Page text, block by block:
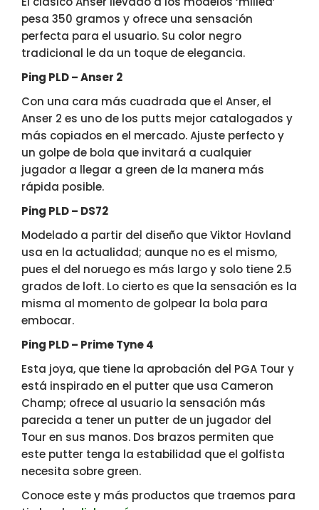
pesa 350 gramos y ofrece una sensación
perfecta para el usuario. Su color negro
tradicional le da un toque de elegancia.
Ping PLD – Anser 2
Con una cara más cuadrada que el Anser, el
Anser 2 es uno de los putts mejor catalogados y
más copiados en el mercado. Ajuste perfecto y
un golpe de bola que invitará a cualquier
jugador a llegar a green de la manera más
rápida posible.
Ping PLD – DS72
Modelado a partir del diseño que Viktor Hovland
usa en la actualidad; aunque no es el mismo,
pues el del noruego es más largo y solo tiene 2.5
grados de loft. Lo cierto es que la sensación es la
misma al momento de golpear la bola para
embocar.
Ping PLD – Prime Tyne 4
Esta joya, que tiene la aprobación del PGA Tour y
está inspirado en el putter que usa Cameron
Champ; ofrece al usuario la sensación más
parecida a tener un putter de un jugador del
Tour en sus manos. Dos brazos permiten que
este putter tenga la estabilidad que el golfista
necesita sobre green.
Conoce este y más productos que traemos para